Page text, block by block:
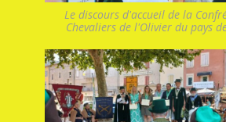
Le discours d'accueil de la
Chevaliers de l'Olivier du pays